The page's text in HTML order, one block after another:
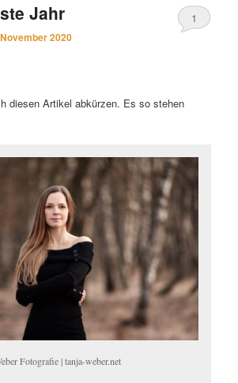
Jahr
2020
1
diesen Artikel abkürzen. Es so stehen
Fotografie | tanja-weber.net